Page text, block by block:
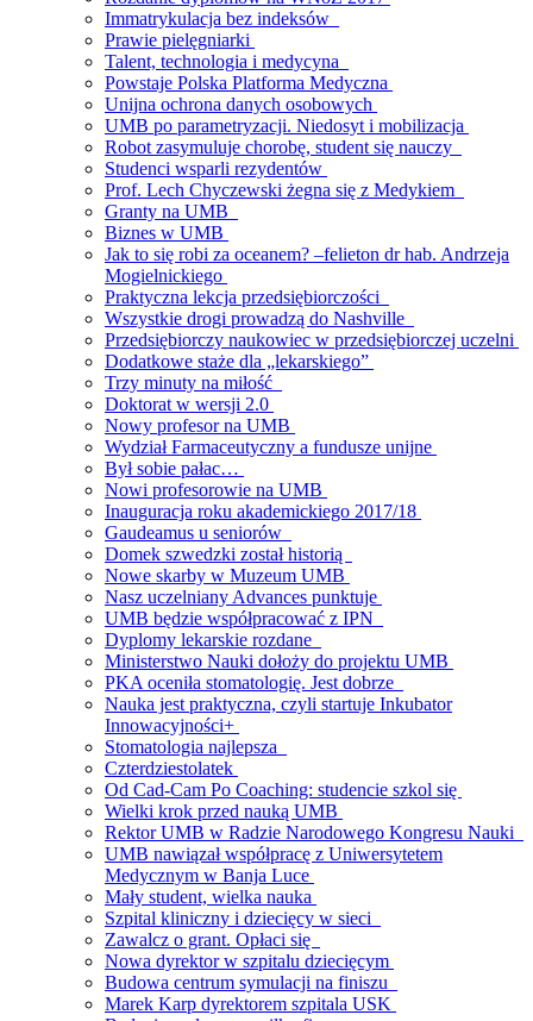
Immatrykulacja bez indeksów
Prawie pielęgniarki
Talent, technologia i medycyna
Powstaje Polska Platforma Medyczna
Unijna ochrona danych osobowych
UMB po parametryzacji. Niedosyt i mobilizacja
Robot zasymuluje chorobę, student się nauczy
Studenci wsparli rezydentów
Prof. Lech Chyczewski żegna się z Medykiem
Granty na UMB
Biznes w UMB
Jak to się robi za oceanem? –felieton dr hab. Andrzeja
Mogielnickiego
Praktyczna lekcja przedsiębiorczości
Wszystkie drogi prowadzą do Nashville
Przedsiębiorczy naukowiec w przedsiębiorczej uczelni
Dodatkowe staże dla „lekarskiego”
Trzy minuty na miłość
Doktorat w wersji 2.0
Nowy profesor na UMB
Wydział Farmaceutyczny a fundusze unijne
Był sobie pałac…
Nowi profesorowie na UMB
Inauguracja roku akademickiego 2017/18
Gaudeamus u seniorów
Domek szwedzki został historią
Nowe skarby w Muzeum UMB
Nasz uczelniany Advances punktuje
UMB będzie współpracować z IPN
Dyplomy lekarskie rozdane
Ministerstwo Nauki dołoży do projektu UMB
PKA oceniła stomatologię. Jest dobrze
Nauka jest praktyczna, czyli startuje Inkubator
Innowacyjności+
Stomatologia najlepsza
Czterdziestolatek
Od Cad-Cam Po Coaching: studencie szkol się
Wielki krok przed nauką UMB
Rektor UMB w Radzie Narodowego Kongresu Nauki
UMB nawiązał współpracę z Uniwersytetem
Medycznym w Banja Luce
Mały student, wielka nauka
Szpital kliniczny i dziecięcy w sieci
Zawalcz o grant. Opłaci się
Nowa dyrektor w szpitalu dziecięcym
Budowa centrum symulacji na finiszu
Marek Karp dyrektorem szpitala USK